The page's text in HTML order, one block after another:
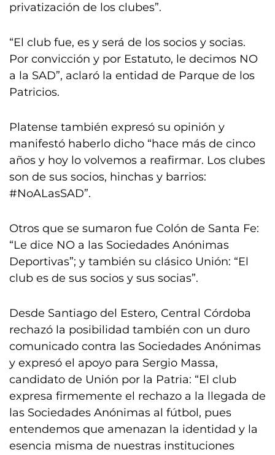
privatización de los clubes”.
“El club fue, es y será de los socios y socias.
Por convicción y por Estatuto, le decimos NO
a la SAD”, aclaró la entidad de Parque de los
Patricios.
Platense también expresó su opinión y
manifestó haberlo dicho “hace más de cinco
años y hoy lo volvemos a reafirmar. Los clubes
son de sus socios, hinchas y barrios:
#NoALasSAD”.
Otros que se sumaron fue Colón de Santa Fe:
“Le dice NO a las Sociedades Anónimas
Deportivas”; y también su clásico Unión: “El
club es de sus socios y sus socias”.
Desde Santiago del Estero, Central Córdoba
rechazó la posibilidad también con un duro
comunicado contra las Sociedades Anónimas
y expresó el apoyo para Sergio Massa,
candidato de Unión por la Patria: “El club
expresa firmemente el rechazo a la llegada de
las Sociedades Anónimas al fútbol, pues
entendemos que amenazan la identidad y la
esencia misma de nuestras instituciones